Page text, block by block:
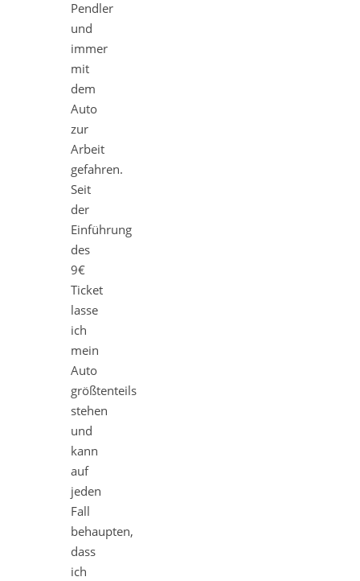
Pendler
und
immer
mit
dem
Auto
zur
Arbeit
gefahren.
Seit
der
Einführung
des
9€
Ticket
lasse
ich
mein
Auto
größtenteils
stehen
und
kann
auf
jeden
Fall
behaupten,
dass
ich